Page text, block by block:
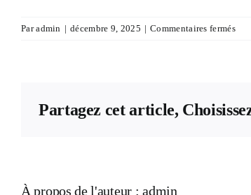
Paradmin | décembre 9, 2025 | Commentaires ferméssur
Partagez cet article,
À propos de l'auteur :admin